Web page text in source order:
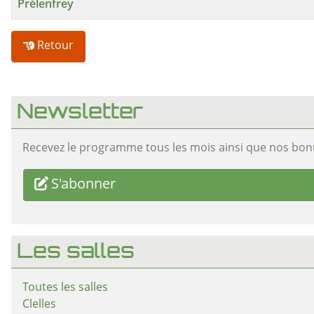
Prélenfrey
Retour
Newsletter
Recevez le programme tous les mois ainsi que nos
S'abonner
Les salles
Toutes les salles
Clelles